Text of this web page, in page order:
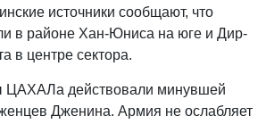
источники сообщают, что
в районе Хан-Юниса на юге и Дир-
в центре сектора.
ЦАХАЛа действовали минувшей
Дженина. Армия не ослабляет